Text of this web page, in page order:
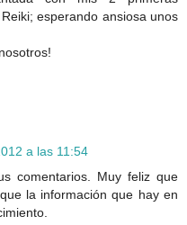
esperando ansiosa unos
a las 11:54
comentarios. Muy feliz que
la información que hay en